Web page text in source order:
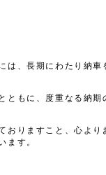
は、長期にわたり納車
ともに、度重なる納期
おりますこと、心より
ます。